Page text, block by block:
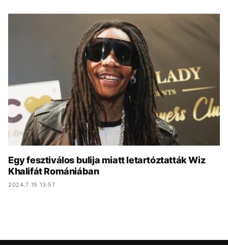
DESIGN
BESZÉLGETÉSEK ARCOK
TÖRTÉNETEK
GASZTRO
Egy fesztiválos bulija miatt letartóztatták Wiz
Khalifát Romániában
2024.7.15 13:57